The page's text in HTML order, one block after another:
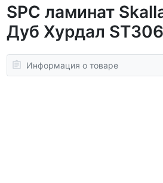
SPC ламинат
Дуб Хурдал ST306
Информация о товаре